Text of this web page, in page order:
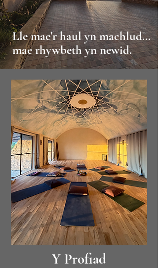
Lle mae'r haul yn machlud...
mae rhywbeth yn newid.
Y Profiad